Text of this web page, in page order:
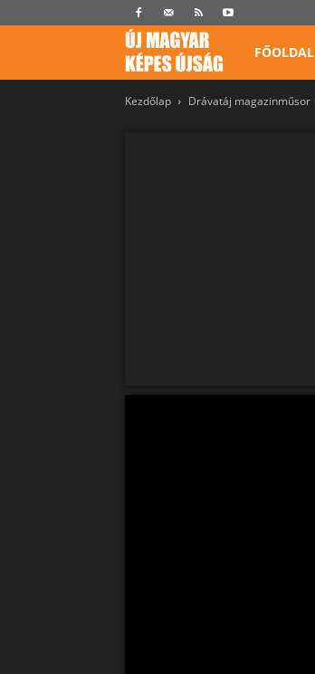
Képes
Újság
FŐOLDAL
Kezdőlap Drávatáj magazinműsor